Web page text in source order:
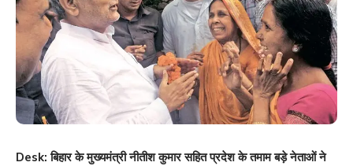
Desk: बिहार के मुख्‍यमंत्री नीतीश कुमार सहित प्रदेश के तमाम बड़े नेताओं ने